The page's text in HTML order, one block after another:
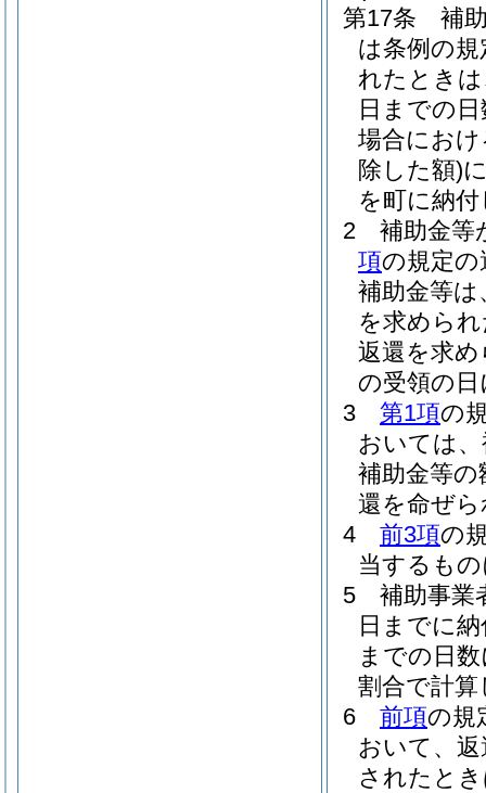
第17条
補
は条例の
れたとき
日までの
場合にお
除した額)
を町に納
2
補助金等
項の規定
補助金等
を求めら
返還を求
の受領の
3
第1項の
おいては
補助金等
還を命ぜ
4
前3項の
当するも
5
補助事業
日までに
までの日
割合で計
6
前項の規
おいて、
されたと